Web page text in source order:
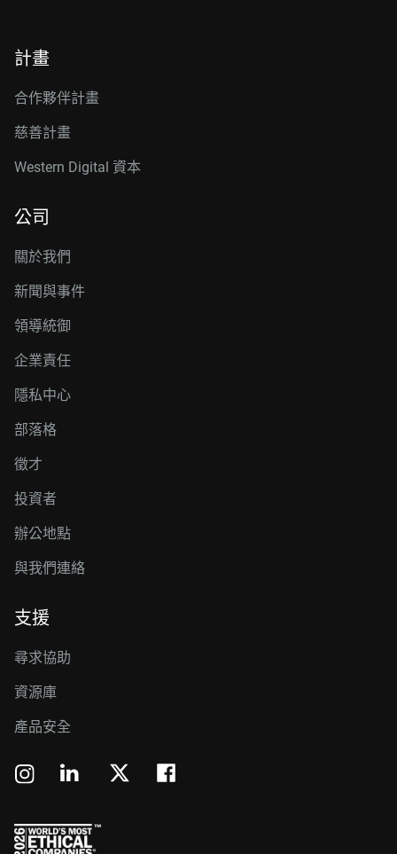
計畫
合作夥伴計畫
慈善計畫
Western Digital 資本
公司
關於我們
新聞與事件
領導統御
企業責任
隱私中心
部落格
徵才
投資者
辦公地點
與我們連絡
支援
尋求協助
資源庫
產品安全